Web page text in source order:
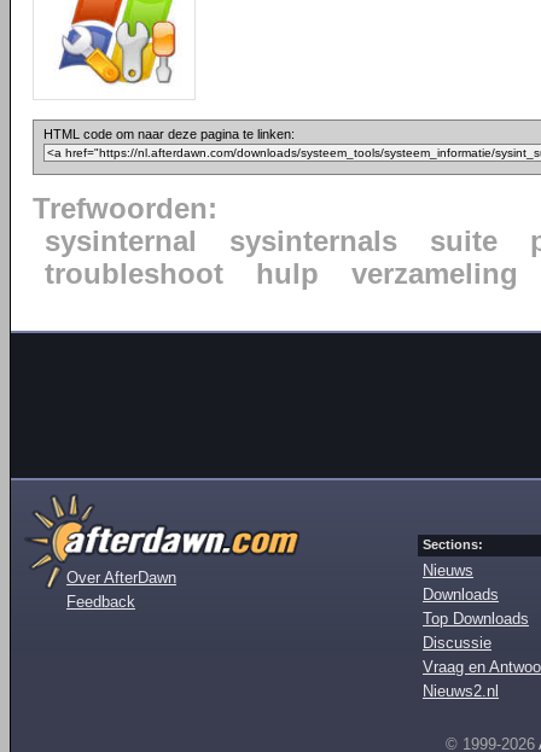
HTML code om naar deze pagina te linken:
Trefwoorden:
sysinternal
sysinternals suite
troubleshoot
hulp verzameling
Over AfterDawn
Feedback
Sections:
Nieuws
Downloads
Top Downloads
Discussie
Vraag en
Nieuws2.nl
© 1999-2026